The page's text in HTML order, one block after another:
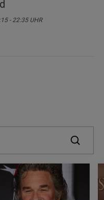
- 22:35 UHR